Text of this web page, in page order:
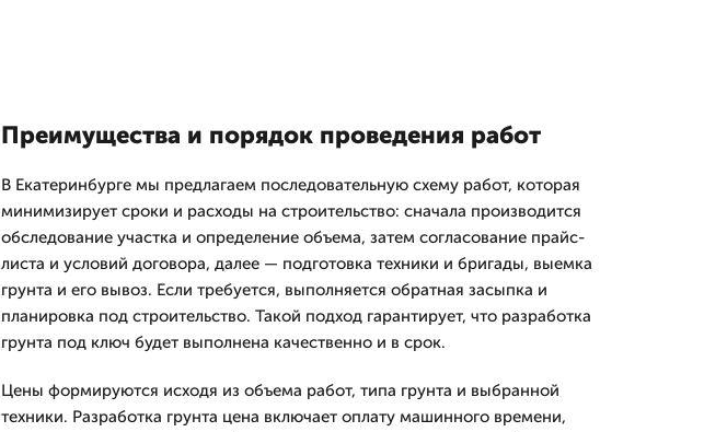
Преимущества и порядок проведения работ
В Екатеринбурге мы предлагаем последовательную схему работ, которая
минимизирует сроки и расходы на строительство: сначала производится
обследование участка и определение объема, затем согласование прайс-
листа и условий договора, далее — подготовка техники и бригады, выемка
грунта и его вывоз. Если требуется, выполняется обратная засыпка и
планировка под строительство. Такой подход гарантирует, что разработка
грунта под ключ будет выполнена качественно и в срок.
Цены формируются исходя из объема работ, типа грунта и выбранной
техники. Разработка грунта цена включает оплату машинного времени,